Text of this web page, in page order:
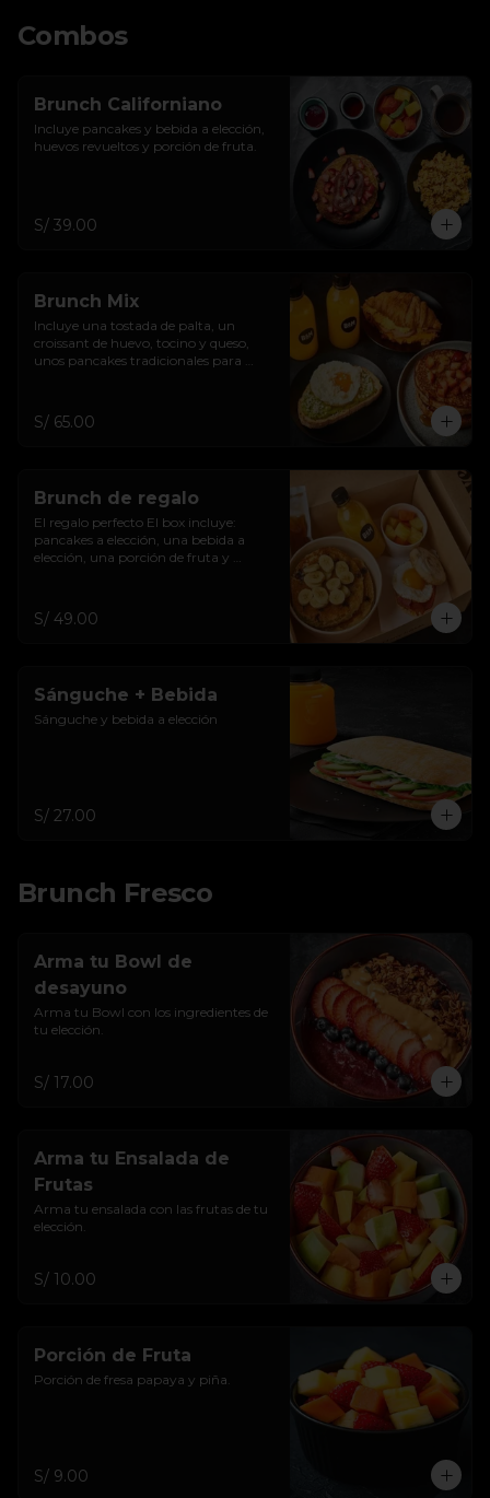
Combos
Brunch Californiano
Incluye pancakes y bebida a elección,
huevos revueltos y porción de fruta.
S/ 39.00
Brunch Mix
Incluye una tostada de palta, un
croissant de huevo, tocino y queso,
unos pancakes tradicionales para
S/ 65.00
Brunch de regalo
El regalo perfecto El box incluye:
pancakes a elección, una bebida a
elección, una porción de fruta y
S/ 49.00
Sánguche + Bebida
Sánguche y bebida a elección
S/ 27.00
Brunch Fresco
Arma tu Bowl de
desayuno
Arma tu Bowl con los ingredientes de
tu elección.
S/ 17.00
Arma tu Ensalada de
Frutas
Arma tu ensalada con las frutas de tu
elección.
S/ 10.00
Porción de Fruta
Porción de fresa papaya y piña.
S/ 9.00